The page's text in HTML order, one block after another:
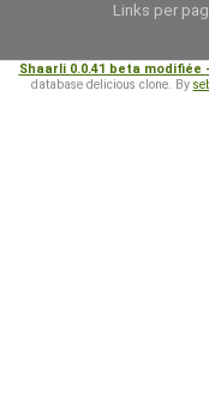
Links per
Shaarli 0.0.41 beta modifiée
database delicious clone. By